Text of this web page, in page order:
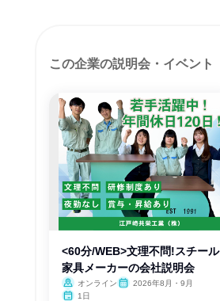
この企業の説明会・イベント
<60分/WEB>文理不問!スチール
家具メーカーの会社説明会
オンライン
2026年8月・9月
1日